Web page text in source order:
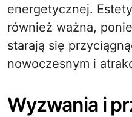
energetycznej.
również ważna,
starają się
nowoczesnym i
Wyzwania i